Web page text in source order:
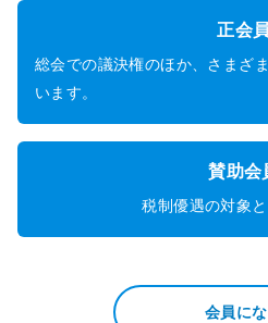
正会員
総会での議決権のほか、さまざ
います。
賛助会
税制優遇の対象と
会員に